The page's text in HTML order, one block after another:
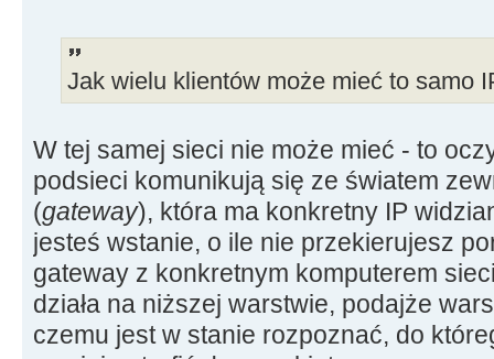
Jak wielu klientów może mieć to samo
W tej samej sieci nie może mieć - to
podsieci komunikują się ze światem
(gateway), która ma konkretny IP
jesteś wstanie, o ile nie przekierujesz
gateway z konkretnym komputerem
działa na niższej warstwie, podajże
czemu jest w stanie rozpoznać, do